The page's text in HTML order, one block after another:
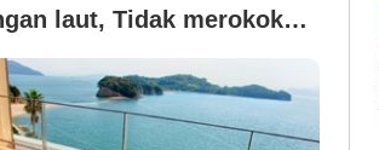
laut, Tidak merokok
rokok◆Kamar khusus
terbuka
Angel Road】)